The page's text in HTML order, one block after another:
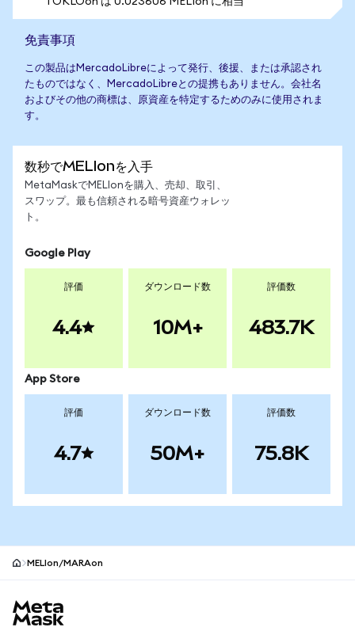
免責事項
この製品はMercadoLibreによって発行、後援、または承認され
たものではなく、MercadoLibreとの提携もありません。会社名
およびその他の商標は、原資産を特定するためのみに使用されま
す。
数秒でMELIonを入手
MetaMaskでMELIonを購入、売却、取引、
スワップ。最も信頼される暗号資産ウォレッ
ト。
Google Play
評価
4.4
ダウンロード数
10M+
評価数
483.7K
App Store
評価
4.7
ダウンロード数
50M+
評価数
75.8K
MELIon/MARAon